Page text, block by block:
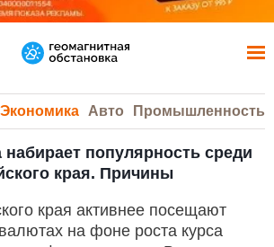
Экономика Авто Промышленность
популярность среди
края. Причины
края активнее посещают
на фоне роста курса